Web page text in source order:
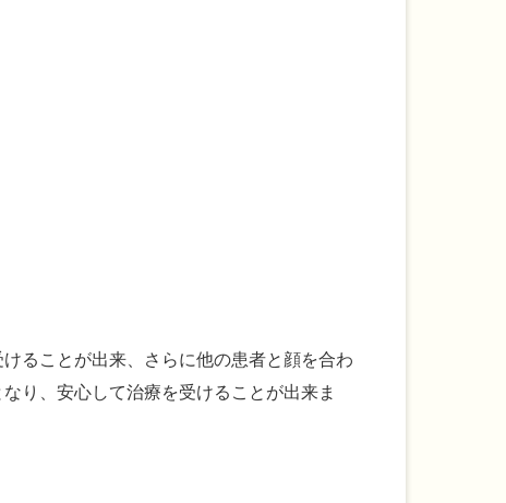
ることが出来、さらに他の患者と顔を合わ
り、安心して治療を受けることが出来ま